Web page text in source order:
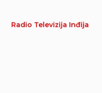
Radio Televizija Inđija